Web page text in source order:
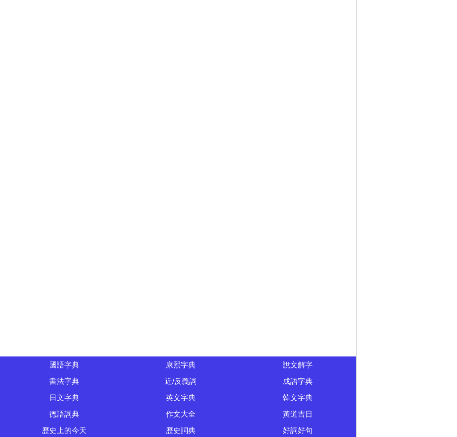
國語字典 康熙字典
說文解字
書法字典 近/反義詞
成語字典
日文字典 英文字典
韓文字典
德語詞典 作文大全
黃道吉日
歷史上的今天 歷史詞典 好詞好句